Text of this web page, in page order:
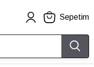
Sepetim